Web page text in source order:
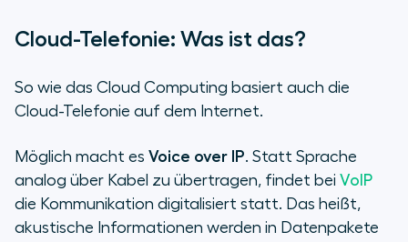
Cloud-Telefonie: Was ist das?
So wie das Cloud Computing basiert auch die
Cloud-Telefonie auf dem Internet.
Möglich macht es Voice over IP. Statt Sprache
analog über Kabel zu übertragen, findet bei VoIP
die Kommunikation digitalisiert statt. Das heißt,
akustische Informationen werden in Datenpakete